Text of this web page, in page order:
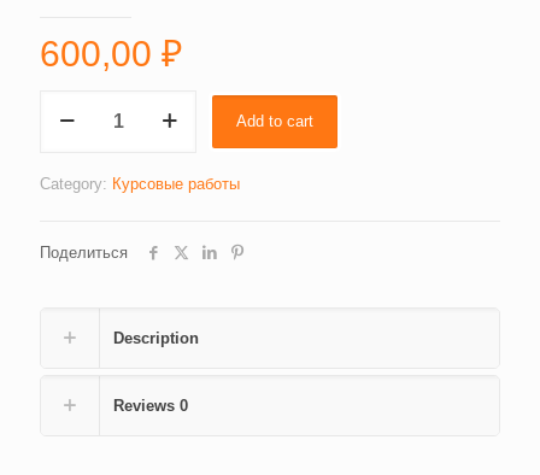
600,00 ₽
отдела
рынка
прав
администрации
Add to cart
Category: Курсовые работы
Поделиться
Description
Reviews 0